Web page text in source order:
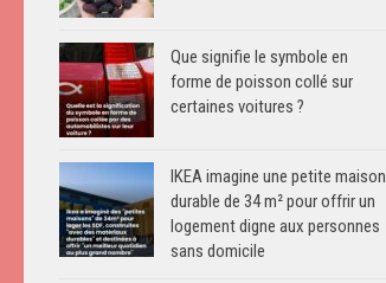
Que signifie le symbole en
forme de poisson collé sur
certaines voitures ?
IKEA imagine une petite maison
durable de 34 m² pour offrir un
logement digne aux personnes
sans domicile